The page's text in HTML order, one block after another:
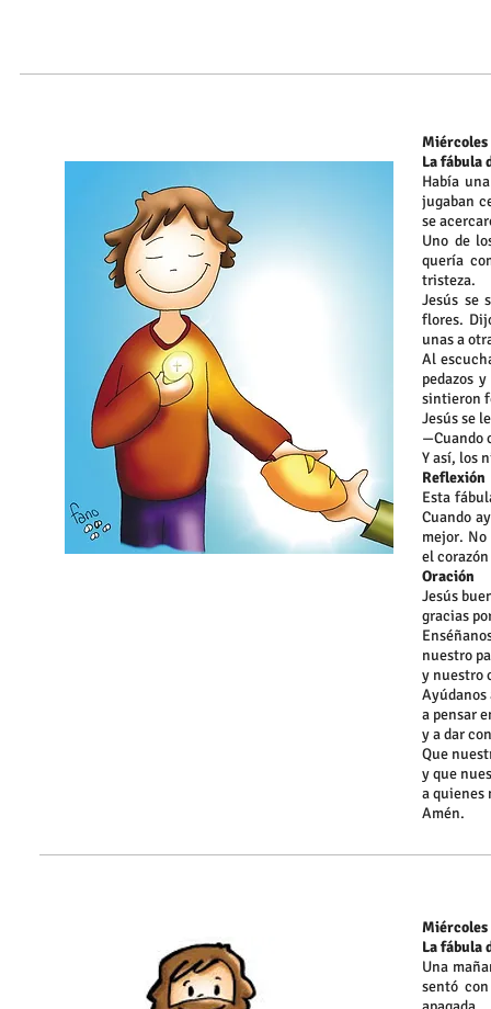
Miércoles
La fábula
Había
jugaban
se
Uno de
quería
tristeza.
Jesús se
flores.
unas a
Al
pedazos
sintieron
Jesús se
—Cuando
Y así, los
Reflexión
Esta
Cuando
mejor.
el
Oración
Jesús
gracias
nuestro
y nuestro
Ayúdanos
a pensar
y a dar
Que
y que
a quienes
Amén.
Miércoles
La fábula
Una
sentó